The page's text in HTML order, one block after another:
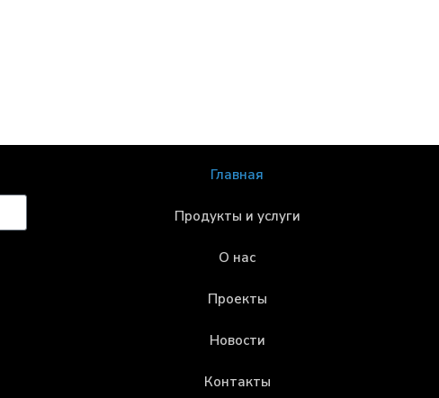
Главная
Продукты и услуги
О нас
Проекты
Новости
Контакты